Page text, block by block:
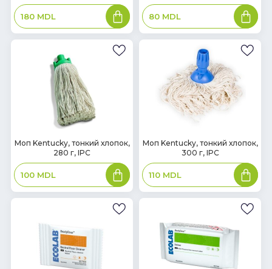
180 MDL
В
корзину 80 MDL
В
корзину
В
Моп Kentucky, тонкий хлопок,
280 г, IPC
100 MDL
В
корзину
В
Моп Kentucky, тонкий хлопок,
300 г, IPC
110 MDL
В
корзину